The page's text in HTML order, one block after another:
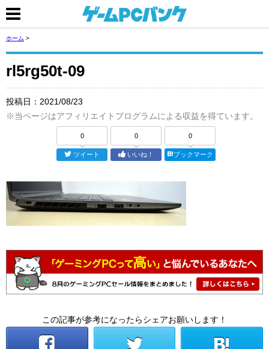
ホーム >
rl5rg50t-09
投稿日： 2021/08/23
※当ページはアフィリエイトプログラムによる収益を得ています。
0
ツイート
0
いいね！
0
ブックマーク
この記事が参考になったらシェアお願いします！